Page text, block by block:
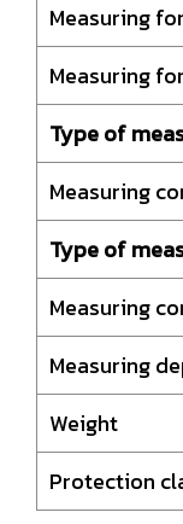
Measuring
Measuring
Type of
Measuring
Type of
Measuring
Measuring
Weight
Protection